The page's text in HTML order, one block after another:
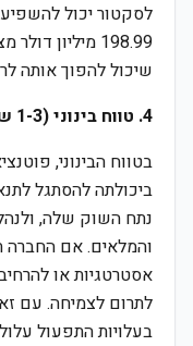
לסקטור יכול
198.99 מיליון
שיכול להפוך אותה
4. טווח בינוני (1-3 שנים):
בטווח הבינוני,
ביכולתה להסתגל
נתח השוק שלה,
והמלאים. אם החברה
אסטרטגיות או
לתרום לצמיחה. עם
בעלויות התפעול